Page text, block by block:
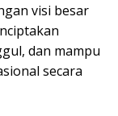
visi besar
dan mampu
secara